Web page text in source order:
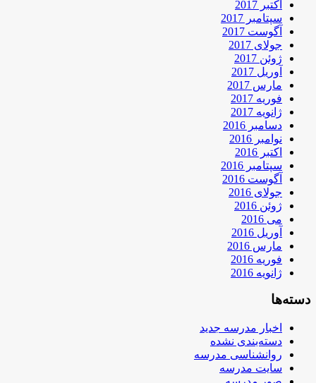
اکتبر 2017
سپتامبر 2017
آگوست 2017
جولای 2017
ژوئن 2017
آوریل 2017
مارس 2017
فوریه 2017
ژانویه 2017
دسامبر 2016
نوامبر 2016
اکتبر 2016
سپتامبر 2016
آگوست 2016
جولای 2016
ژوئن 2016
می 2016
آوریل 2016
مارس 2016
فوریه 2016
ژانویه 2016
دسته‌ها
اخبار مدرسه جدید
دسته‌بندی نشده
روانشناسی مدرسه
سایت مدرسه